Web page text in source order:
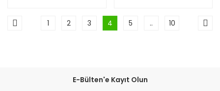
1 2 3 4 5 .. 10
E-Bülten'e Kayıt Olun